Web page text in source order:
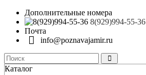
Дополнительные номера
8(929)994-55-36
Почта
info@poznavajamir.ru
Каталог